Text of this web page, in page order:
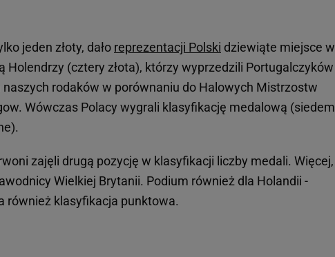
jeden złoty, dało reprezentacji Polski dziewiąte miejsce w
Holendrzy (cztery złota), którzy wyprzedzili Portugalczyków
naszych rodaków w porównaniu do Halowych Mistrzostw
Wówczas Polacy wygrali klasyfikację medalową (siedem
zajęli drugą pozycję w klasyfikacji liczby medali. Więcej,
Wielkiej Brytanii. Podium również dla Holandii -
również klasyfikacja punktowa.